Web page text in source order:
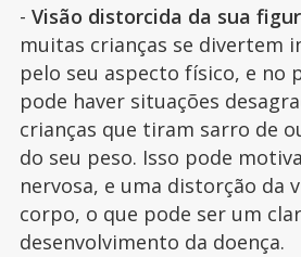
- Visão distorcida da sua
muitas crianças se divertem
pelo seu aspecto físico, e no
pode haver situações
crianças que tiram sarro de
do seu peso. Isso pode
nervosa, e uma distorção da
corpo, o que pode ser um
desenvolvimento da doença.